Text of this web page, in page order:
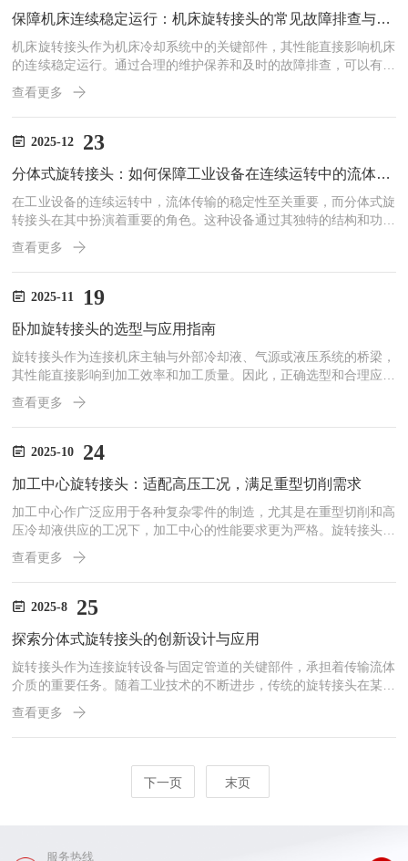
工设备的运行条件，选择能够承受特定压力和温度范围的旋转接...保障机床连续稳定运行：机床旋转接头的常见故障排查与维护保养要点
机床旋转接头作为机床冷却系统中的关键部件，其性能直接影响机床
的连续稳定运行。通过合理的维护保养和及时的故障排查，可以有效
延长旋转接头的使用寿命，保障机床的高效运行。一、常见故障排查
1.漏油或漏水漏油或漏水是旋转接头最常见的故障之一。这通常是由
于密封件磨损或损坏引起的。检查密封件的磨损情况，如果发现密封
件表面有划痕或变形，应及时更换。同时，检查旋转接头的安装是否
转不顺畅如果旋转接头在运行过程中出现旋转不顺畅的情况，可...
查看更多
2025-12 23
分体式旋转接头：如何保障工业设备在连续运转中的流体传输稳定性
在工业设备的连续运转中，流体传输的稳定性至关重要，而分体式旋
转接头在其中扮演着重要的角色。这种设备通过其独特的结构和功能
设计，有效保障了流体在动态条件下的稳定传输，确保工业生产的高
效与安全。关键作用分体式旋转接头主要用于连接旋转部件与固定部
件，使流体能够在两者之间顺畅传输。在工业应用中，这种接头常用
于输送各种介质，如水、油、蒸汽、化学试剂等。其分体式设计允许
风险。确保流体传输稳定性密封性能：分体式旋转接头采用先进的
密...
查看更多
2025-11 19
卧加旋转接头的选型与应用指南
旋转接头作为连接机床主轴与外部冷却液、气源或液压系统的桥梁，
其性能直接影响到加工效率和加工质量。因此，正确选型和合理应用
卧加旋转接头至关重要。一、基本功能与重要性卧加旋转接头的主要
功能是将冷却液、压缩空气或液压油等介质从静止的管道传输到旋转
的主轴内部。在切削加工过程中，冷却液的供应可以有效降低刀具和
工件的温度，减少热变形，延长刀具寿命，同时带走切屑，防止切屑
润滑、密封和动力传输等。因此，旋转接头的稳定性和可靠性直接
关...
查看更多
2025-10 24
加工中心旋转接头：适配高压工况，满足重型切削需求
加工中心作广泛应用于各种复杂零件的制造，尤其是在重型切削和高
压冷却液供应的工况下，加工中心的性能要求更为严格。旋转接头作
为加工中心的关键部件之一，其性能直接影响到机床的稳定性和加工
精度。适配高压工况的加工中心旋转接头，以其耐用性和稳定性，成
为满足重型切削需求的理想选择。一、高压工况下的挑战重型切削通
常涉及高切削力和高热量产生，这就要求加工中心能够提供足够的冷
在高压冷却液供应的工况下，旋转接头需要承受更高的压力和更复
杂...
查看更多
2025-8 25
探索分体式旋转接头的创新设计与应用
旋转接头作为连接旋转设备与固定管道的关键部件，承担着传输流体
介质的重要任务。随着工业技术的不断进步，传统的旋转接头在某些
应用场景中逐渐暴露出一些局限性，如安装空间受限、维护不便等。
在此背景下，分体式旋转接头应运而生，其创新的设计理念和广泛的
应用前景，为工业流体传输领域带来了新的活力。一、创新设计分体
同，分体式旋转接头将旋转部分与固定部分分离，通过巧妙的机械连
接和密封设计，实现了两部分的独立安装与维护。这种设计不仅大
查看更多
下一页 末页
服务热线